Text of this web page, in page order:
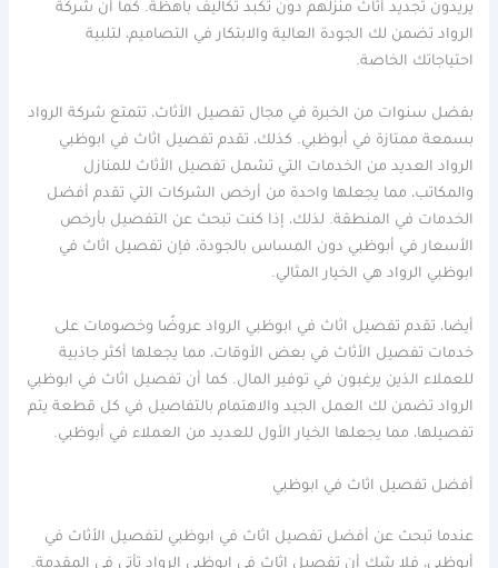
يريدون تجديد أثاث منزلهم دون تكبد تكاليف باهظة. كما أن شركة
الرواد تضمن لك الجودة العالية والابتكار في التصاميم، لتلبية
احتياجاتك الخاصة.
بفضل سنوات من الخبرة في مجال تفصيل الأثاث، تتمتع شركة الرواد
بسمعة ممتازة في أبوظبي. كذلك، تقدم تفصيل اثاث في ابوظبي
الرواد العديد من الخدمات التي تشمل تفصيل الأثاث للمنازل
والمكاتب، مما يجعلها واحدة من أرخص الشركات التي تقدم أفضل
الخدمات في المنطقة. لذلك، إذا كنت تبحث عن التفصيل بأرخص
الأسعار في أبوظبي دون المساس بالجودة، فإن تفصيل اثاث في
ابوظبي الرواد هي الخيار المثالي.
أيضا، تقدم تفصيل اثاث في ابوظبي الرواد عروضًا وخصومات على
خدمات تفصيل الأثاث في بعض الأوقات، مما يجعلها أكثر جاذبية
للعملاء الذين يرغبون في توفير المال. كما أن تفصيل اثاث في ابوظبي
الرواد تضمن لك العمل الجيد والاهتمام بالتفاصيل في كل قطعة يتم
تفصيلها، مما يجعلها الخيار الأول للعديد من العملاء في أبوظبي.
أفضل تفصيل اثاث في ابوظبي
عندما تبحث عن أفضل تفصيل اثاث في ابوظبي لتفصيل الأثاث في
أبوظبي، فلا شك أن تفصيل اثاث في ابوظبي الرواد تأتي في المقدمة.